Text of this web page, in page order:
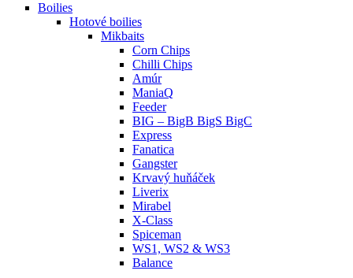
Boilies
Hotové boilies
Mikbaits
Corn Chips
Chilli Chips
Amúr
ManiaQ
Feeder
BIG – BigB BigS BigC
Express
Fanatica
Gangster
Krvavý huňáček
Liverix
Mirabel
X-Class
Spiceman
WS1, WS2 & WS3
Balance